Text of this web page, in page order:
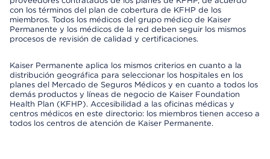
con los términos del plan de cobertura de KFHP de los
miembros. Todos los médicos del grupo médico de Kaiser
Permanente y los médicos de la red deben seguir los mismos
procesos de revisión de calidad y certificaciones.
Kaiser Permanente aplica los mismos criterios en cuanto a la
distribución geográfica para seleccionar los hospitales en los
planes del Mercado de Seguros Médicos y en cuanto a todos los
demás productos y líneas de negocio de Kaiser Foundation
Health Plan (KFHP). Accesibilidad a las oficinas médicas y
centros médicos en este directorio: los miembros tienen acceso a
todos los centros de atención de Kaiser Permanente.